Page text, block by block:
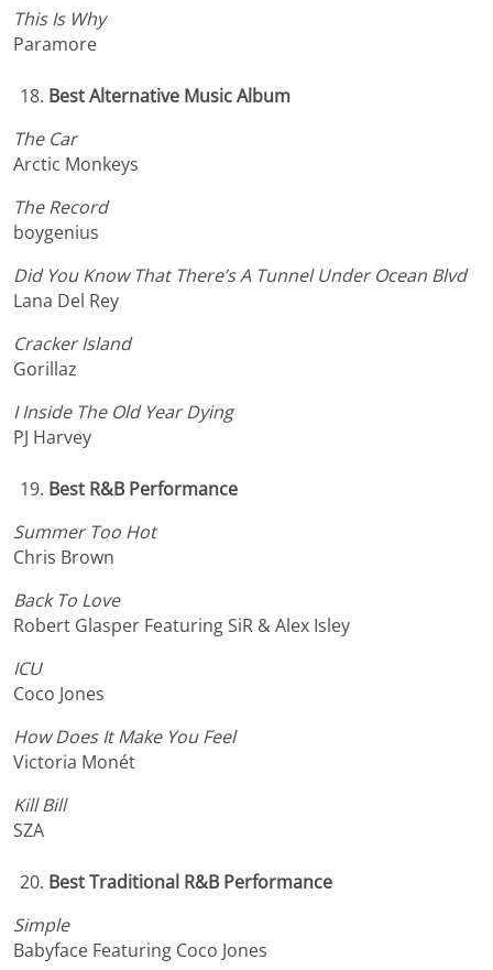
This Is Why
Paramore
Best Alternative Music Album
The Car
Arctic Monkeys
The Record
boygenius
Did You Know That There’s A Tunnel Under Ocean Blvd
Lana Del Rey
Cracker Island
Gorillaz
I Inside The Old Year Dying
PJ Harvey
Best R&B Performance
Summer Too Hot
Chris Brown
Back To Love
Robert Glasper Featuring SiR & Alex Isley
ICU
Coco Jones
How Does It Make You Feel
Victoria Monét
Kill Bill
SZA
Best Traditional R&B Performance
Simple
Babyface Featuring Coco Jones